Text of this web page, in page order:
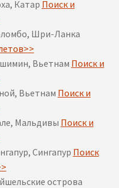
Катар Поиск и
Шри-Ланка
Вьетнам Поиск и
Вьетнам Поиск и
Мальдивы Поиск и
Сингапур Поиск
острова